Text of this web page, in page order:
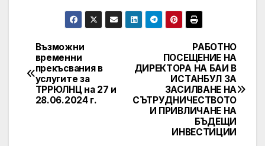
Post
navigation
РАБОТНО
ПОСЕЩЕНИЕ НА
ДИРЕКТОРА НА БАИ В
ИСТАНБУЛ ЗА
ЗАСИЛВАНЕ НА
СЪТРУДНИЧЕСТВОТО
И ПРИВЛИЧАНЕ НА
БЪДЕЩИ
ИНВЕСТИЦИИ
Възможни
временни
прекъсвания в
услугите за
ТРРЮЛНЦ на 27 и
28.06.2024 г.